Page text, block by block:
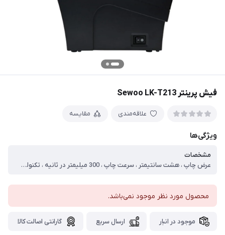
فیش پرینتر Sewoo LK-T213
علاقه‌مندی مقایسه
ویژگی‌ها
مشخصات
عرض چاپ ، هشت سانتیمتر ، سرعت چاپ ، 300 میلیمتر در ثانیه ، تکنولوژی چاپ ، حرارتی ، درگاه‌های ارتباطی ، USB ، Serial ، Network ، درگاه اتصال به کشو پول ، دارد ، برش دهنده اتوماتیک ، دارد ، سنسور اتمام رول ، دارد ، سنسور باز بودن کاور ، دارد
محصول مورد نظر موجود نمی‌باشد.
موجود در انبار ارسال سریع گارانتی اصالت کالا